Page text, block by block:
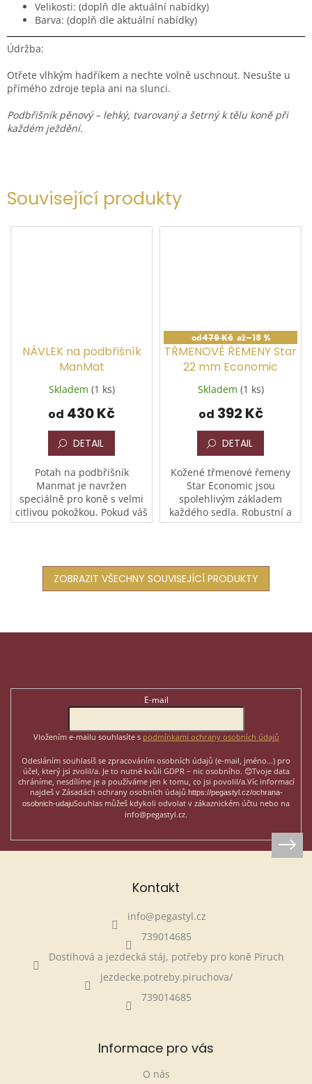
Související produkty
NÁVLEK na podbřišník
ManMat
Skladem (1 ks)
od 430 Kč
DETAIL
Potah na podbřišník
Manmat je navržen
speciálně pro koně s velmi
citlivou pokožkou. Pokud váš
kůň trpí na ekzémy, vyrážky,
bolestivých...
od479 Kč až–18 %
TŘMENOVÉ ŘEMENY Star
22 mm Economic
Skladem (1 ks)
od 392 Kč
DETAIL
Kožené třmenové řemeny
Star Economic jsou
spolehlivým základem
každého sedla. Robustní a
odolná kůže v kombinaci s
zavěšení třmenů...
ZOBRAZIT VŠECHNY SOUVISEJÍCÍ PRODUKTY
Velikosti: (doplň dle aktuální nabídky)
Barva: (doplň dle aktuální nabídky)
Údržba:
Otřete vlhkým hadříkem a nechte volně uschnout. Nesušte u
přímého zdroje tepla ani na slunci.
Podbřišník pěnový – lehký, tvarovaný a šetrný k tělu koně při
každém ježdění.
E-mail
Vložením e-mailu souhlasíte s podmínkami ochrany osobních údajů
Odesláním souhlasíš se zpracováním osobních údajů (e-mail, jméno...) pro
účel, který jsi zvolil/a. Je to nutné kvůli GDPR – nic osobního. 😊Tvoje data
chráníme, nesdílíme je a používáme jen k tomu, co jsi povolil/a.Víc informací
najdeš v Zásadách ochrany osobních údajů https://pegastyl.cz/ochrana-
osobnich-udajuSouhlas můžeš kdykoli odvolat v zákaznickém účtu nebo na
info@pegastyl.cz.
Kontakt
info@pegastyl.cz
739014685
Dostihová a jezdecká stáj, potřeby pro koně Piruch
jezdecke.potreby.piruchova/
739014685
Informace pro vás
O nás